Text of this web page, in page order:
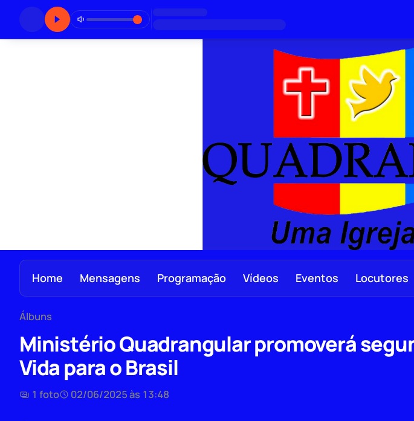
Home Mensagens Programação Vídeos Eventos Locutores
Álbuns
Ministério Quadrangular promoverá
Vida para o Brasil
1 foto 02/06/2025 às 13:48